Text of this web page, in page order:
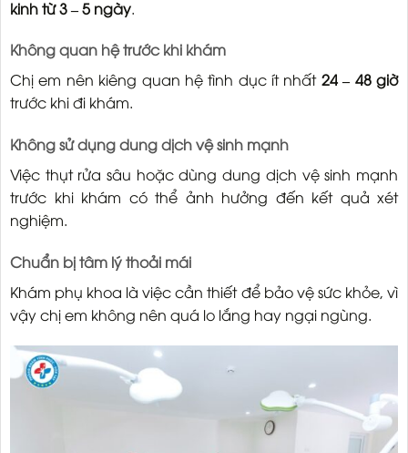
kinh từ 3 – 5 ngày.
Không quan hệ trước khi khám
Chị em nên kiêng quan hệ tình dục ít nhất 24 – 48 giờ
trước khi đi khám.
Không sử dụng dung dịch vệ sinh mạnh
Việc thụt rửa sâu hoặc dùng dung dịch vệ sinh mạnh
trước khi khám có thể ảnh hưởng đến kết quả xét
nghiệm.
Chuẩn bị tâm lý thoải mái
Khám phụ khoa là việc cần thiết để bảo vệ sức khỏe, vì
vậy chị em không nên quá lo lắng hay ngại ngùng.